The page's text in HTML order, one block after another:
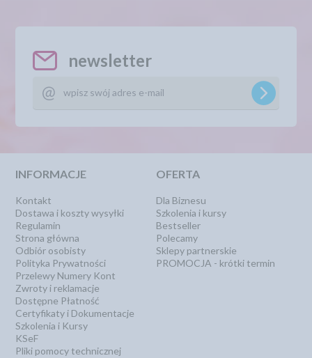
newsletter
INFORMACJE
Kontakt
Dostawa i koszty wysyłki
Regulamin
Strona główna
Odbiór osobisty
Polityka Prywatności
Przelewy Numery Kont
Zwroty i reklamacje
Dostępne Płatność
Certyfikaty i Dokumentacje
Szkolenia i Kursy
KSeF
Pliki pomocy technicznej
OFERTA
Dla Biznesu
Szkolenia i kursy
Bestseller
Polecamy
Sklepy partnerskie
PROMOCJA - krótki termin